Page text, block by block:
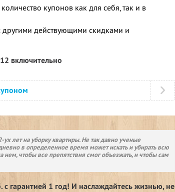
купонов как для себя, так и в
другими действующими скидками и
включительно
лет на уборку квартиры. Не так давно ученые
в определенное время может искать и убирать всю
нем, чтобы все препятствия смог объезжать, и чтобы сам
гарантией 1 год! И наслаждайтесь жизнью, не